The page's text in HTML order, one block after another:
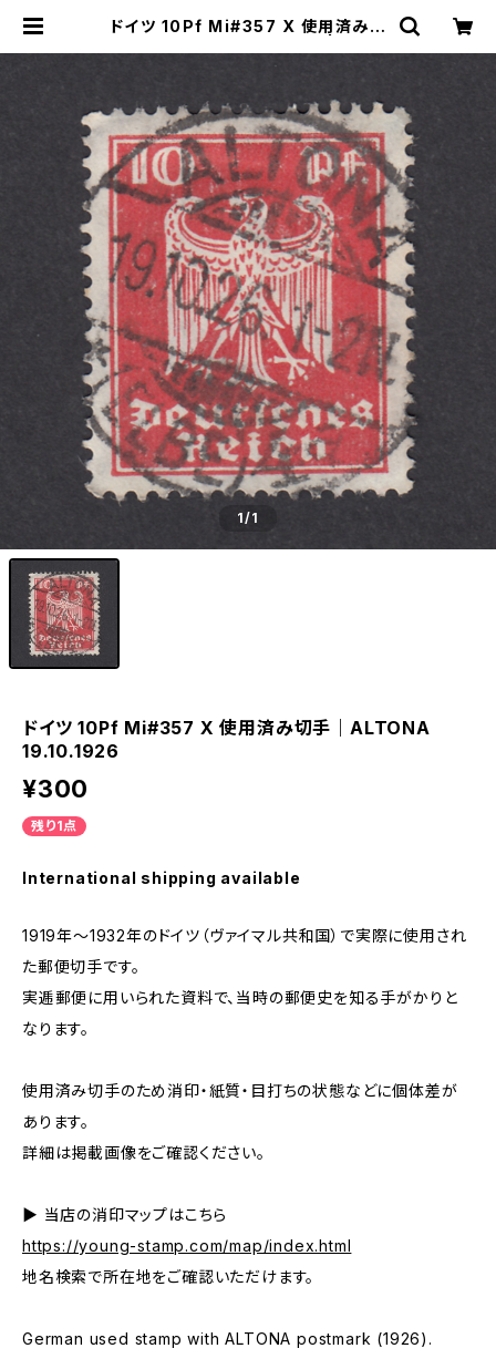
ドイツ 10Pf Mi#357 X 使用済み切
スタンプのネットショップ | Young S
1/1
ドイツ 10Pf Mi#357 X 使用済み切手｜ALTONA
19.10.1926
¥300
残り1点
International shipping available
1919年～1932年のドイツ（ヴァイマル共和国）で実際に使用され
た郵便切手です。
実逓郵便に用いられた資料で、当時の郵便史を知る手がかりと
なります。
使用済み切手のため消印・紙質・目打ちの状態などに個体差が
あります。
詳細は掲載画像をご確認ください。
▶ 当店の消印マップはこちら
https://young-stamp.com/map/index.html
地名検索で所在地をご確認いただけます。
German used stamp with ALTONA postmark (1926).